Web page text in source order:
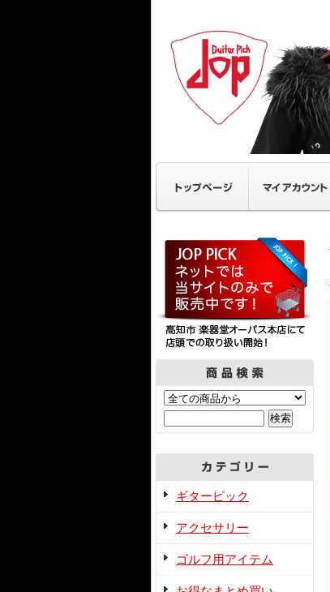
ギターピック
アクセサリー
ゴルフ用アイテム